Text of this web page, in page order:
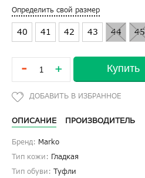
Определить свой размер
40 41 42 43 44 45
- + Купить
ОПИСАНИЕ ПРОИЗВОДИТЕЛЬ
Бренд: Marko
Тип кожи: Гладкая
Тип обуви: Туфли